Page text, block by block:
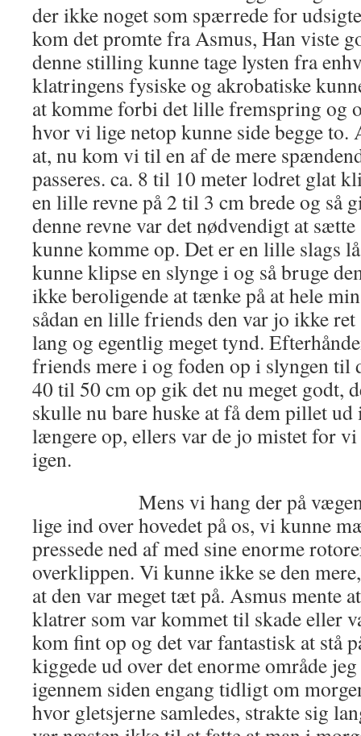
der ikke noget som spærrede for
kom det promte fra Asmus, Han viste
denne stilling kunne tage lysten fra
klatringens fysiske og akrobatiske
at komme forbi det lille fremspring og
hvor vi lige netop kunne side begge
at, nu kom vi til en af de mere
passeres. ca. 8 til 10 meter lodret glat
en lille revne på 2 til 3 cm brede og så
denne revne var det nødvendigt at
kunne komme op. Det er en lille slags
kunne klipse en slynge i og så bruge
ikke beroligende at tænke på at hele
sådan en lille friends den var jo ikke
lang og egentlig meget tynd.
friends mere i og foden op i slyngen til
40 til 50 cm op gik det nu meget godt,
skulle nu bare huske at få dem pillet
længere op, ellers var de jo mistet for
igen.
Mens vi hang der på vægen
lige ind over hovedet på os, vi kunne
pressede ned af med sine enorme
overklippen. Vi kunne ikke se den
at den var meget tæt på. Asmus mente
klatrer som var kommet til skade eller
kom fint op og det var fantastisk at stå
kiggede ud over det enorme område
igennem siden engang tidligt om
hvor gletsjerne samledes, strakte sig